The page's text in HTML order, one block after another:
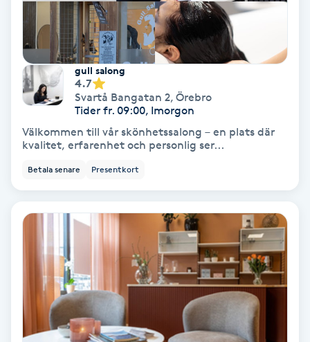
Fransförlängning Megavolym
Fransförlängning Volym
Fransk manikyr
Fransrengöring
Frekvensterapi
Friskvårdsmassage
Funktionsanalys
gull salong
4.7
Svartå Bangatan 2, Örebro
Tider fr. 09:00, Imorgon
Välkommen till vår skönhetssalong – en plats där
kvalitet, erfarenhet och personlig ser...
Betala senare Presentkort